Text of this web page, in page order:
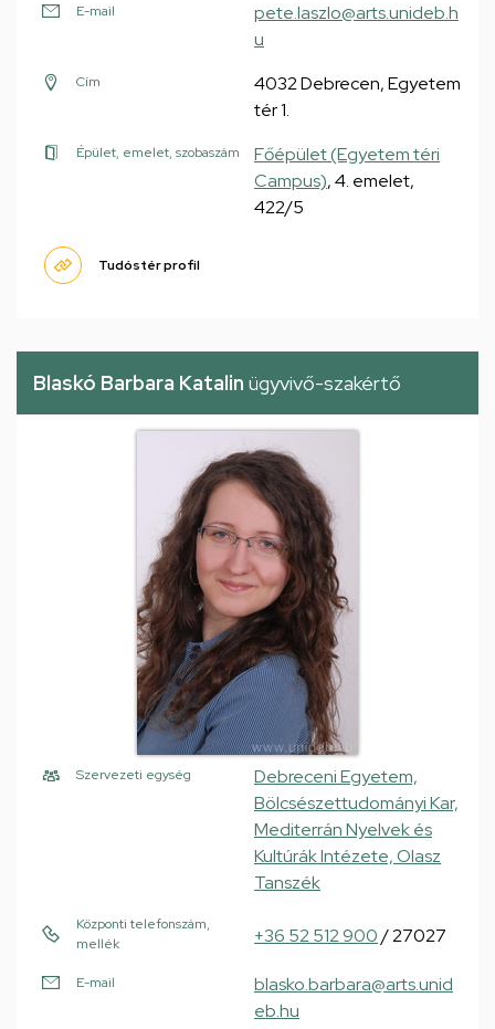
E-mail
pete.laszlo@arts.unideb.h
u
Cím
4032 Debrecen, Egyetem
tér 1.
Épület, emelet, szobaszám
Főépület (Egyetem téri
Campus), 4. emelet,
422/5
Tudóstér profil
Blaskó Barbara Katalin ügyvivő-szakértő
Szervezeti egység
Debreceni Egyetem,
Bölcsészettudományi Kar,
Mediterrán Nyelvek és
Kultúrák Intézete, Olasz
Tanszék
Központi telefonszám,
mellék
+36 52 512 900/ 27027
E-mail
blasko.barbara@arts.unid
eb.hu